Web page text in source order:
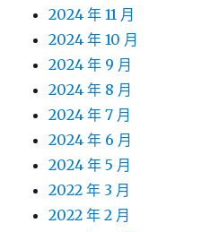
2024 年 11 月
2024 年 10 月
2024 年 9 月
2024 年 8 月
2024 年 7 月
2024 年 6 月
2024 年 5 月
2022 年 3 月
2022 年 2 月